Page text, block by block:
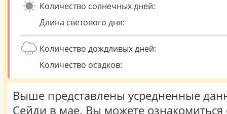
Количество солнечных дней:
Длина светового дня:
Количество дождливых дней:
Количество осадков:
Выше представлены усредненные
Сейди в мае. Вы можете